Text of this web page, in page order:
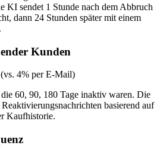
KI sendet 1 Stunde nach dem Abbruch
dann 24 Stunden später mit einem
Kunden
4% per E-Mail)
60, 90, 180 Tage inaktiv waren. Die
basierend auf
Kaufhistorie.